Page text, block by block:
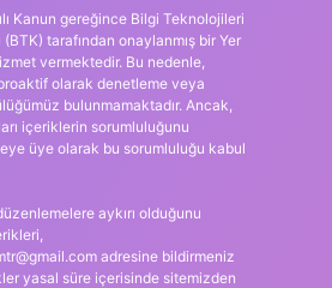
Kanun gereğince Bilgi Teknolojileri
tarafından onaylanmış bir Yer
vermektedir. Bu nedenle,
olarak denetleme veya
bulunmamaktadır. Ancak,
içeriklerin sorumluluğunu
üye olarak bu sorumluluğu kabul
aykırı olduğunu
adresine bildirmeniz
yasal süre içerisinde sitemizden